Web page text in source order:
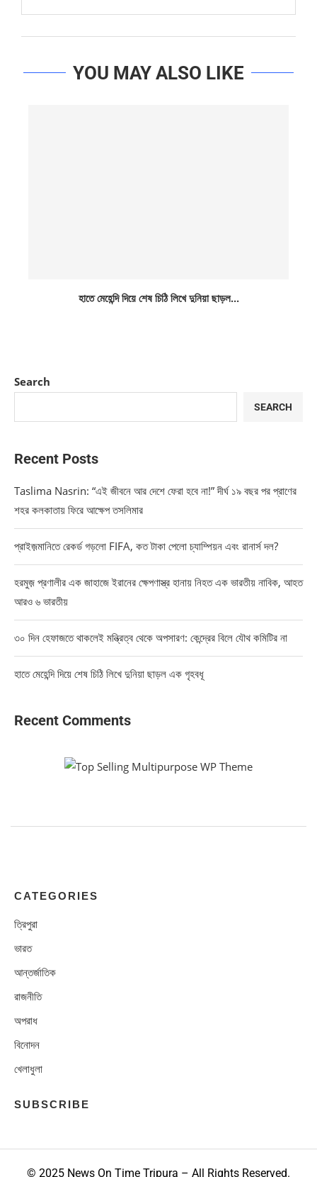
YOU MAY ALSO LIKE
হাতে মেহেন্দি দিয়ে শেষ চিঠি লিখে দুনিয়া ছাড়ল...
Search
SEARCH
Recent Posts
Taslima Nasrin: “এই জীবনে আর দেশে ফেরা হবে না!” দীর্ঘ ১৯ বছর পর প্রাণের
শহর কলকাতায় ফিরে আক্ষেপ তসলিমার
প্রাইজ়মানিতে রেকর্ড গড়লো FIFA, কত টাকা পেলো চ্যাম্পিয়ন এবং রানার্স দল?
হরমুজ় প্রণালীর এক জাহাজে ইরানের ক্ষেপণাস্ত্র হানায় নিহত এক ভারতীয় নাবিক, আহত
আরও ৬ ভারতীয়
৩০ দিন হেফাজতে থাকলেই মন্ত্রিত্ব থেকে অপসারণ: কেন্দ্রের বিলে যৌথ কমিটির না
হাতে মেহেন্দি দিয়ে শেষ চিঠি লিখে দুনিয়া ছাড়ল এক গৃহবধূ
Recent Comments
CATEGORIES
ত্রিপুরা
ভারত
আন্তর্জাতিক
রাজনীতি
অপরাধ
বিনোদন
খেলাধুলা
SUBSCRIBE
© 2025 News On Time Tripura – All Rights Reserved.